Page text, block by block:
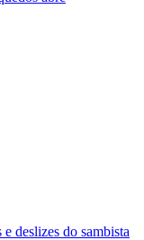
deslizes do sambista